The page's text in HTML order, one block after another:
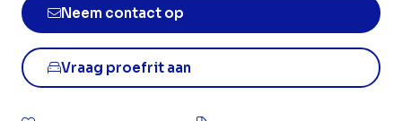
Neem contact op
Vraag proefrit aan